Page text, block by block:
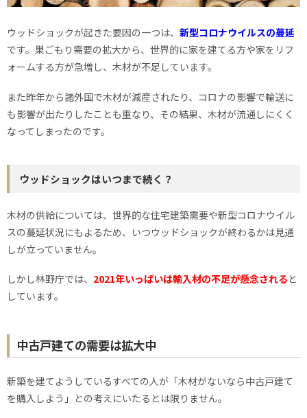
ウッドショックが起きた要因の一つは、 新型コロナウイルスの蔓延
です。巣ごもり需要の拡大から、世界的に家を建てる方や家をリフ
ォームする方が急増し、木材が不足しています。
また昨年から諸外国で木材が減産されたり、コロナの影響で輸送に
も影響が出たりしたことも重なり、その結果、木材が流通しにくく
なってしまったのです。
ウッドショックはいつまで続く？
木材の供給については、世界的な住宅建築需要や新型コロナウイル
スの蔓延状況にもよるため、いつウッドショックが終わるかは見通
しが立っていません。
しかし林野庁では、 2021年いっぱいは輸入材の不足が懸念される と
しています。
中古戸建ての需要は拡大中
新築を建てようしているすべての人が「木材がないなら中古戸建て
を購入しよう」との考えにいたるとは限りません。